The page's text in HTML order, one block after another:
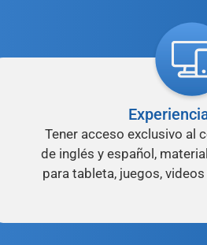
Tener acceso exclusivo al
de inglés y español,
para tableta, juegos,